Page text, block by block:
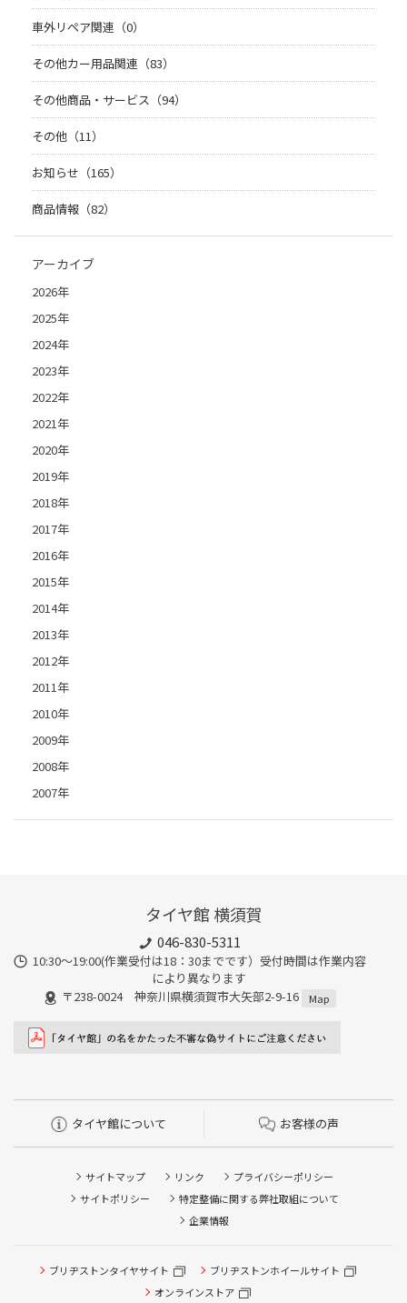
車外リペア関連（0）
その他カー用品関連（83）
その他商品・サービス（94）
その他（11）
お知らせ（165）
商品情報（82）
アーカイブ
2026年
2025年
2024年
2023年
2022年
2021年
2020年
2019年
2018年
2017年
2016年
2015年
2014年
2013年
2012年
2011年
2010年
2009年
2008年
2007年
タイヤ館 横須賀
046-830-5311
10:30～19:00(作業受付は18：30までです）受付時間は作業内容
により異なります
〒238-0024 神奈川県横須賀市大矢部2-9-16
Map
タイヤ館について お客様の声
サイトマップ リンク
プライバシーポリシー
サイトポリシー
特定整備に関する弊社取組について
企業情報
ブリヂストンタイヤサイト
ブリヂストンホイールサイト
オンラインストア
タイヤ点検・安全点検/タイヤ履き替え/オイル交換/その他
ピット作業の予約